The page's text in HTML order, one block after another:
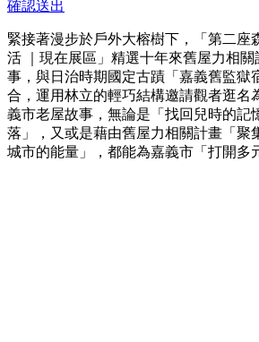
確認送出
緊接著漫步於戶外大榕樹下，「第二
活 ｜現在展區」精選十年來舊屋力相關
事，與日治時期國定古蹟「嘉義舊監獄
合，運用林立的輕巧結構邀請觀者逛名
義市老屋故事，無論是「找回兒時的記
落」，又或是藉由舊屋力相關計畫「聚
城市的能量」，都能為嘉義市「打開多